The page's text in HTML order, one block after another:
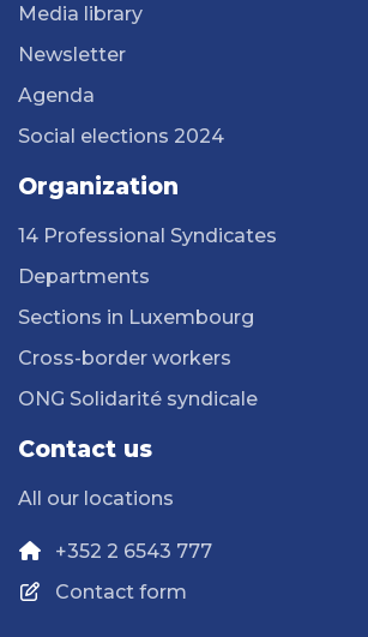
Media library
Newsletter
Agenda
Social elections 2024
Organization
14 Professional Syndicates
Departments
Sections in Luxembourg
Cross-border workers
ONG Solidarité syndicale
Contact us
All our locations
+352 2 6543 777
Contact form